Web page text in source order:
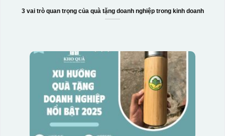
Hộp xi bình hoa
3 vai trò quan trọng của quà tặng doanh nghiệp trong kinh doanh